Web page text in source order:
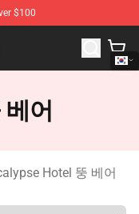
$100
Hotel
어
Hotel 뚱 베어